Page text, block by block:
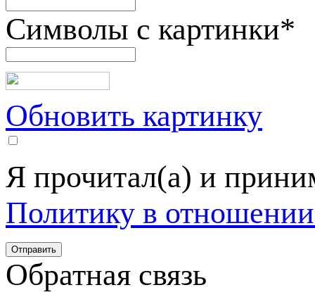
Символы с картинки*
Обновить картинку
Я прочитал(а) и
Политику в
Обратная связь